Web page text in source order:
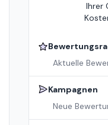
Ihrer
Aktuelle
Kampagnen
Neue